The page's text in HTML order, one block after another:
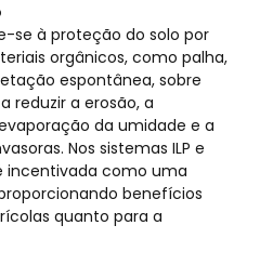
se à proteção do solo por
orgânicos, como palha,
espontânea, sobre
reduzir a erosão, a
da umidade e a
Nos sistemas ILP e
incentivada como uma
benefícios
quanto para a